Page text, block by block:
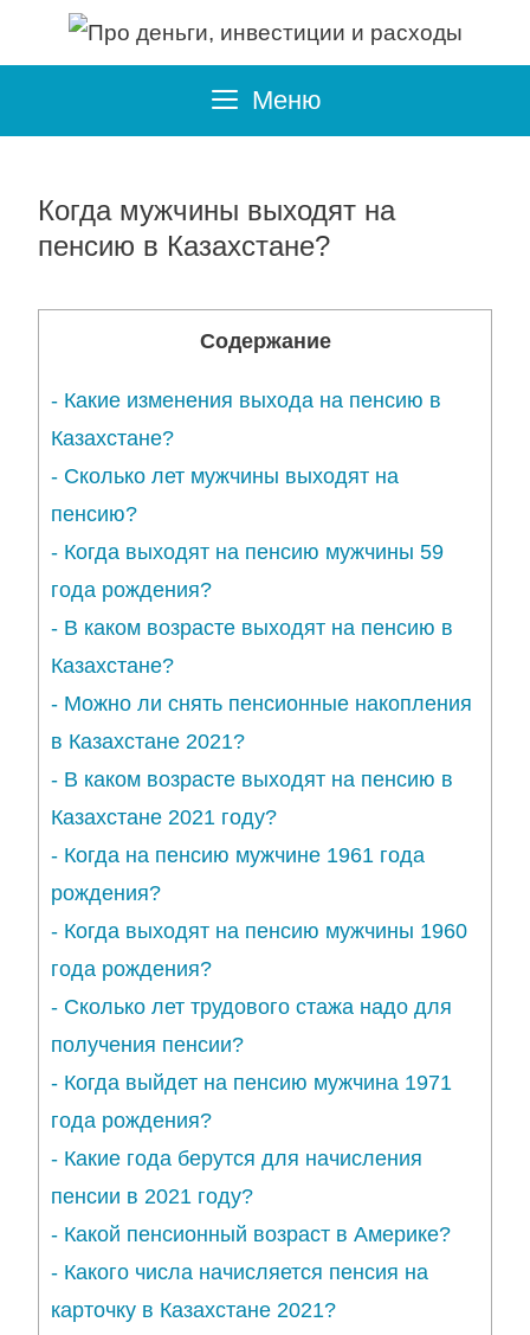
Перейти
к
Меню
Когда мужчины выходят на
пенсию в Казахстане?
Содержание
- Какие изменения выхода на пенсию в
Казахстане?
- Сколько лет мужчины выходят на
пенсию?
- Когда выходят на пенсию мужчины 59
года рождения?
- В каком возрасте выходят на пенсию в
Казахстане?
- Можно ли снять пенсионные накопления
в Казахстане 2021?
- В каком возрасте выходят на пенсию в
Казахстане 2021 году?
- Когда на пенсию мужчине 1961 года
рождения?
- Когда выходят на пенсию мужчины 1960
года рождения?
- Сколько лет трудового стажа надо для
получения пенсии?
- Когда выйдет на пенсию мужчина 1971
года рождения?
- Какие года берутся для начисления
пенсии в 2021 году?
- Какой пенсионный возраст в Америке?
- Какого числа начисляется пенсия на
карточку в Казахстане 2021?